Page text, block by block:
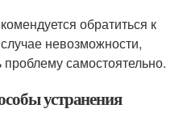
обратиться к
невозможности,
самостоятельно.
устранения